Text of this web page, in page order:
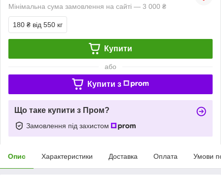
Мінімальна сума замовлення на сайті — 3 000 ₴
180 ₴ від 550 кг
Купити
або
Купити з
Що таке купити з Пром?
Замовлення під захистом
Опис Характеристики Доставка Оплата Умови